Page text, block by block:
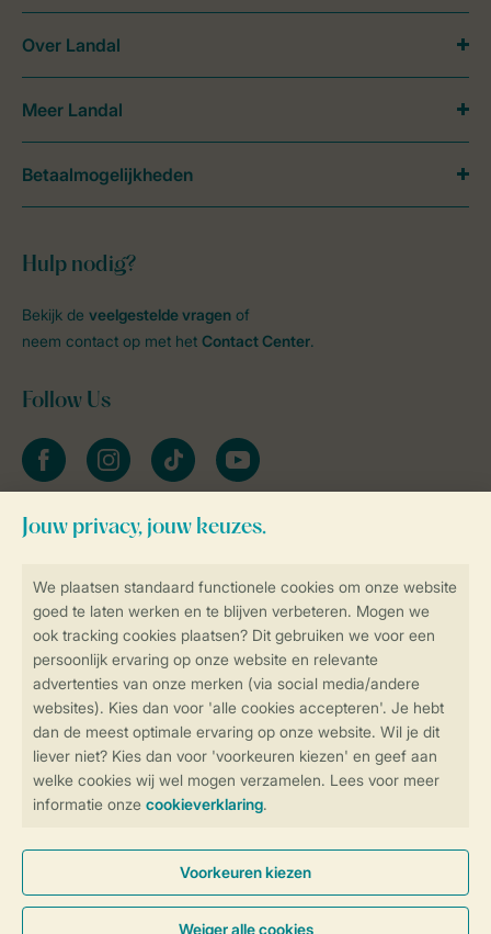
Controle over jouw gegevens &
Instellingen wijzigen
Veilig en snel online boeken
Veilige gegevensoverdracht
Veilige betaling
Hulp nodig?
Bekijk de veelgestelde vragen of
neem contact op met het Contact Center.
Follow Us
facebookinstagramtiktok youtube
Blijf op de hoogte
Over Landal
Meer Landal
Betaalmogelijkheden